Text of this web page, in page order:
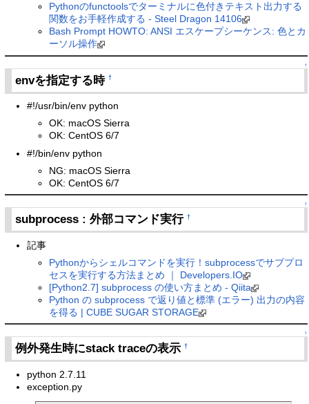
Pythonのfunctoolsでターミナルに色付きテキスト出力する
関数をお手軽作成する - Steel Dragon 14106
Bash Prompt HOWTO: ANSI エスケープシーケンス: 色とカ
ーソル操作
↑
envを指定する時†
#!/usr/bin/env python
OK: macOS Sierra
OK: CentOS 6/7
#!/bin/env python
NG: macOS Sierra
OK: CentOS 6/7
↑
subprocess : 外部コマンド実行†
記事
Pythonからシェルコマンドを実行！subprocessでサブプロ
セスを実行する方法まとめ ｜ Developers.IO
[Python2.7] subprocess の使い方まとめ - Qiita
Python の subprocess で返り値と標準 (エラー) 出力の内容
を得る | CUBE SUGAR STORAGE
↑
例外発生時にstack traceの表示†
python 2.7.11
exception.py